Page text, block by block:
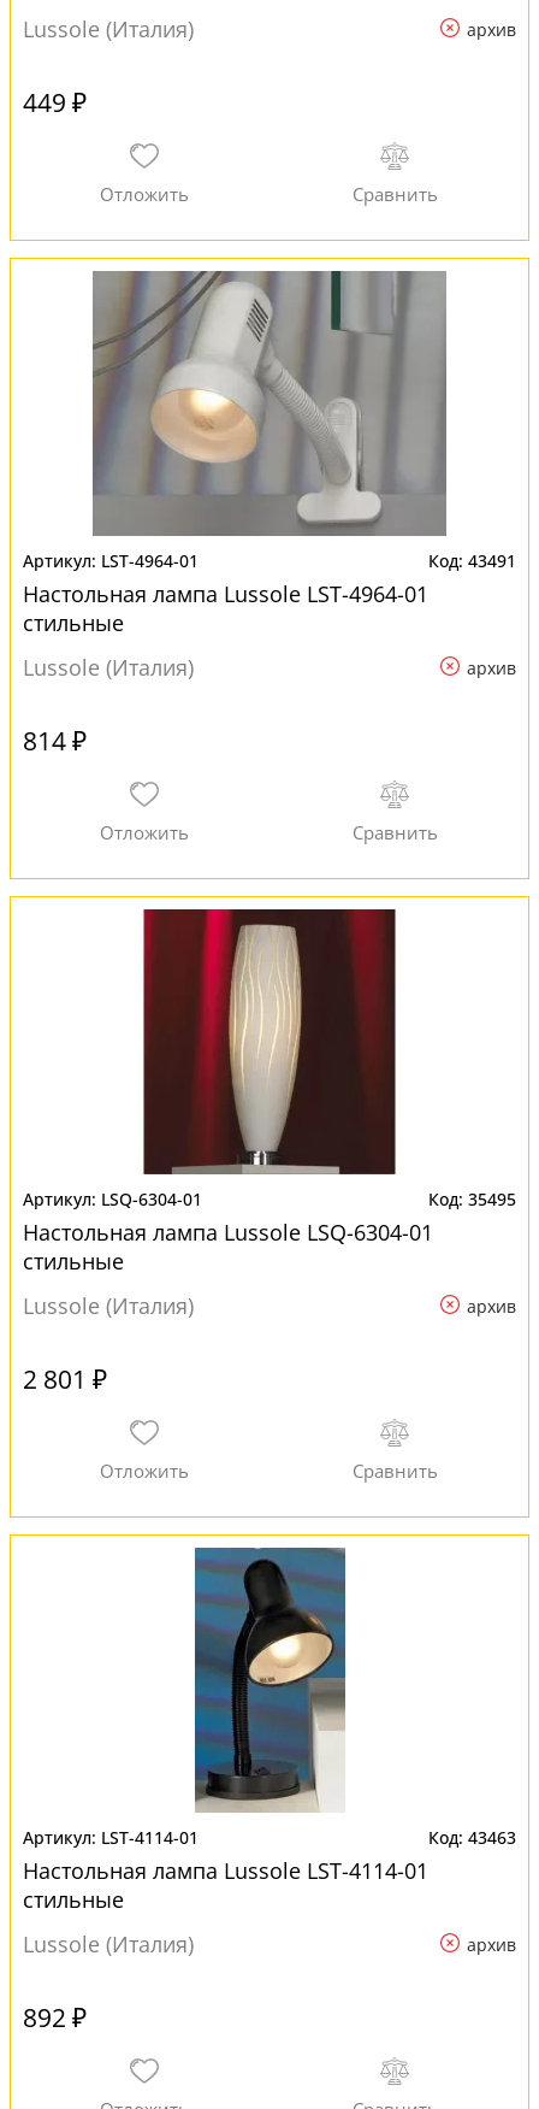
Lussole (Италия) архив
449 ₽
LST-4964-01 43491
Настольная лампа Lussole LST-4964-01
стильные
Lussole (Италия)
архив
814 ₽
LSQ-6304-01 35495
Настольная лампа Lussole LSQ-6304-01
стильные
Lussole (Италия)
архив
2 801 ₽
LST-4114-01 43463
Настольная лампа Lussole LST-4114-01
стильные
Lussole (Италия)
архив
892 ₽